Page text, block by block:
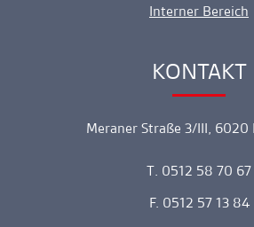
Interner Bereich
Ankerlink
KONTAKT
Meraner Straße 3/III, 6020
T. 0512 58 70 67
F. 0512 57 13 84